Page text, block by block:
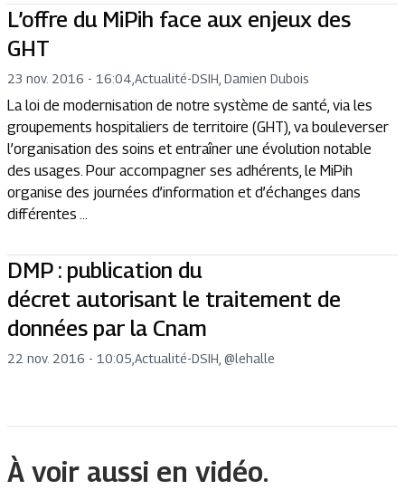
L’offre du MiPih face aux enjeux des
GHT
23 nov. 2016 - 16:04 Actualité-DSIH, Damien Dubois
La loi de modernisation de notre système de santé, via les
groupements hospitaliers de territoire (GHT), va bouleverser
l’organisation des soins et entraîner une évolution notable
des usages. Pour accompagner ses adhérents, le MiPih
organise des journées d’information et d’échanges dans
différentes ...
DMP : publication du
décret autorisant le traitement de
données par la Cnam
22 nov. 2016 - 10:05 Actualité-DSIH, @lehalle
À voir aussi en vidéo.